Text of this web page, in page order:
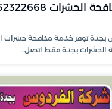
توفر خدمة مكافحة حشرات
الحشرات بجدة فقط اتصل..